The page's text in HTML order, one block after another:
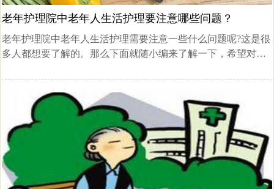
老年护理院中老年人生活护理要注意哪些问题？
老年护理院中老年人生活护理需要注意一些什么问题呢?这是很
多人都想要了解的。那么下面就随小编来了解一下，希望对家